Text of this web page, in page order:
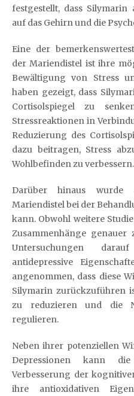
festgestellt, dass
auf das Gehirn und die
Eine der
der Mariendistel ist ihre
Bewältigung von Stress
haben gezeigt, dass
Cortisolspiegel zu
Stressreaktionen in
Reduzierung des
dazu beitragen, Stress
Wohlbefinden zu verbessern.
Darüber hinaus wurde
Mariendistel bei der
kann. Obwohl weitere
Zusammenhänge
Untersuchungen
antidepressive
angenommen, dass diese
Silymarin zurückzuführen
zu reduzieren und die
regulieren.
Neben ihrer potenziellen
Depressionen kann
Verbesserung der
ihre antioxidativen